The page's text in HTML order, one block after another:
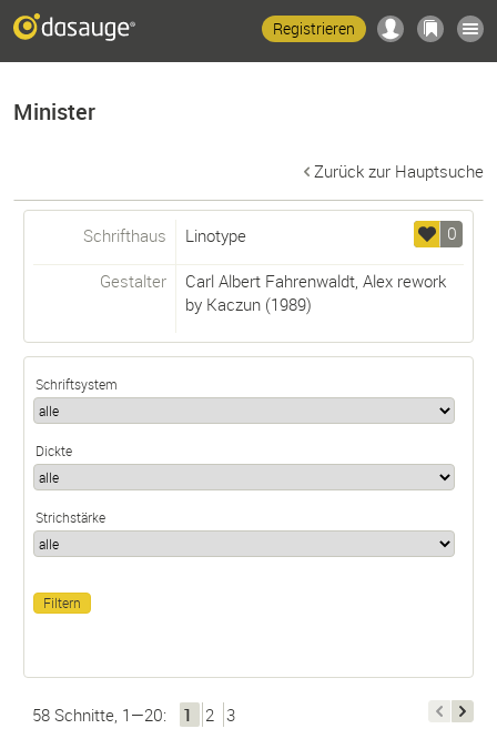
Registrieren
Minister
Zurück zur Hauptsuche
0
Schrifthaus Linotype
Gestalter Carl Albert Fahrenwaldt, Alex rework
by Kaczun(1989)
Schriftsystem
Dickte
Strichstärke
58 Schnitte, 1—20: 1 2 3